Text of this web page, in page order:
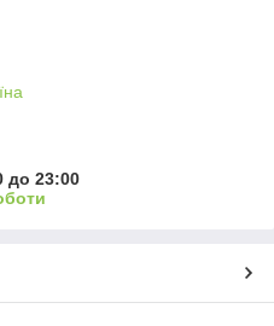
до 23:00